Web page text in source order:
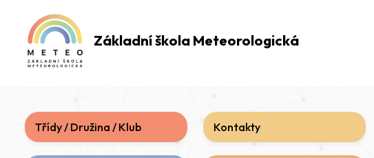
Základní škola Meteorologická
Třídy / Družina / Klub Kontakty